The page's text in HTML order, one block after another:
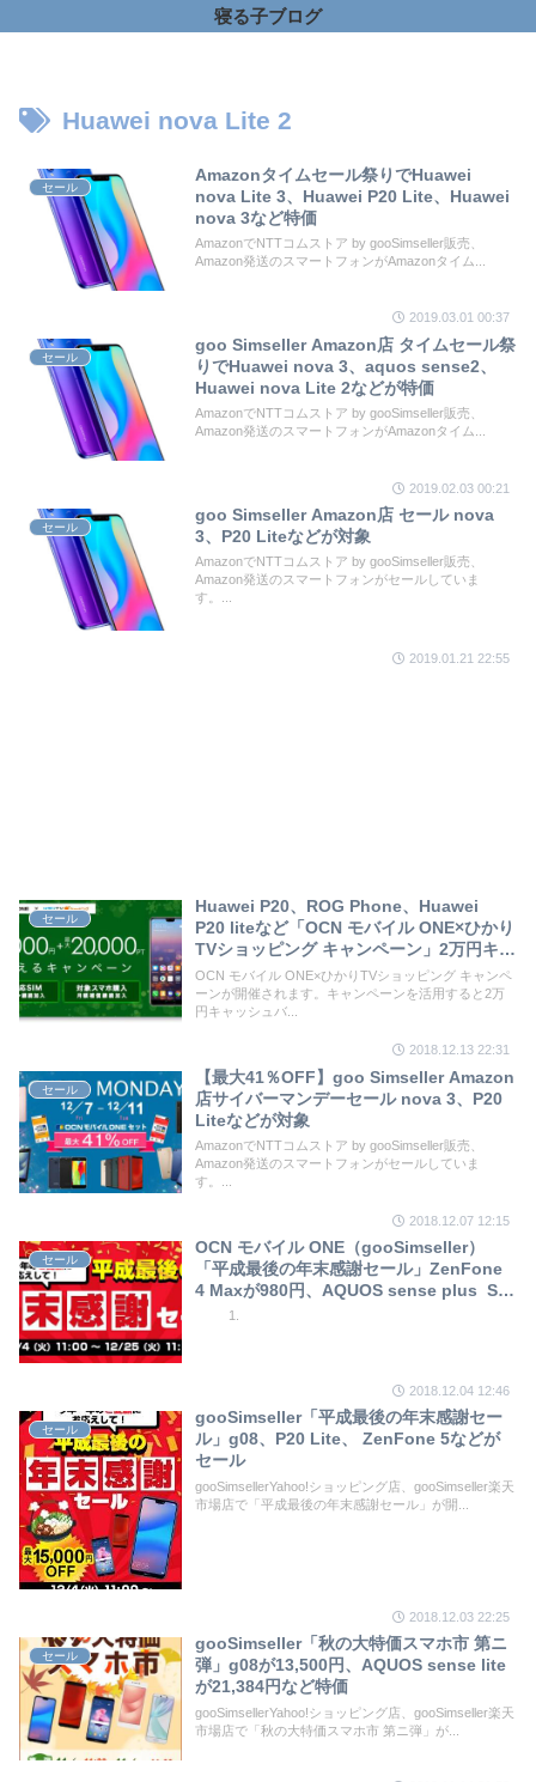
寝る子ブログ
Huawei nova Lite 2
セール
Amazonタイムセール祭りでHuawei
nova Lite 3、Huawei P20 Lite、Huawei
nova 3など特価
AmazonでNTTコムストア by gooSimseller販売、
Amazon発送のスマートフォンがAmazonタイム...
2019.03.01 00:37
セール
goo Simseller Amazon店 タイムセール祭
りでHuawei nova 3、aquos sense2、
Huawei nova Lite 2などが特価
AmazonでNTTコムストア by gooSimseller販売、
Amazon発送のスマートフォンがAmazonタイム...
2019.02.03 00:21
セール
goo Simseller Amazon店 セール nova
3、P20 Liteなどが対象
AmazonでNTTコムストア by gooSimseller販売、
Amazon発送のスマートフォンがセールしていま
す。...
2019.01.21 22:55
セール
Huawei P20、ROG Phone、Huawei
P20 liteなど「OCN モバイル ONE×ひかり
TVショッピング キャンペーン」2万円キャ
ッシュバック、最大3万ポイント還元
OCN モバイル ONE×ひかりTVショッピング キャンペ
ーンが開催されます。キャンペーンを活用すると2万
円キャッシュバ...
2018.12.13 22:31
セール
【最大41％OFF】goo Simseller Amazon
店サイバーマンデーセール nova 3、P20
Liteなどが対象
AmazonでNTTコムストア by gooSimseller販売、
Amazon発送のスマートフォンがセールしていま
す。...
2018.12.07 12:15
セール
OCN モバイル ONE（gooSimseller）
「平成最後の年末感謝セール」ZenFone
4 Maxが980円、AQUOS sense plus SH-
M07が19,880円など
2018.12.04 12:46
セール
gooSimseller「平成最後の年末感謝セー
ル」g08、P20 Lite、 ZenFone 5などが
セール
gooSimsellerYahoo!ショッピング店、gooSimseller楽天
市場店で「平成最後の年末感謝セール」が開...
2018.12.03 22:25
セール
gooSimseller「秋の大特価スマホ市 第ニ
弾」g08が13,500円、AQUOS sense lite
が21,384円など特価
gooSimsellerYahoo!ショッピング店、gooSimseller楽天
市場店で「秋の大特価スマホ市 第ニ弾」が...